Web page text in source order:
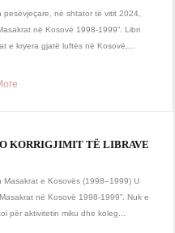
në shtator të vitit 2024,
në Kosovë 1998-1999”. Libri
e kryera gjatë luftës në Kosovë,...
KORRIGJIMIT TË LIBRAVE
Masakrat e Kosovës (1998–1999) U
në Kosovë 1998-1999”. Nuk e
për aktivitetin miku dhe koleg...